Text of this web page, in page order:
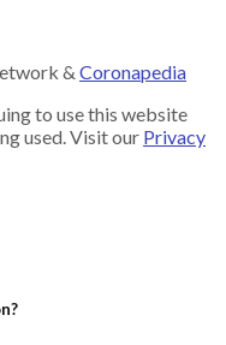
& Coronapedia
to use this website
used. Visit our Privacy